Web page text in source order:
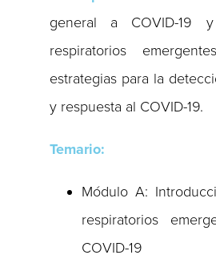
general a COVID-19
respiratorios
estrategias para la
y respuesta al COVID-19.
Temario:
Módulo A:
respiratorios
COVID-19